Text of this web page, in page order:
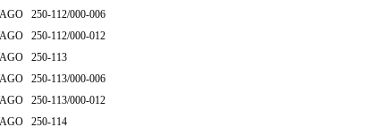
250-112/000-006
250-112/000-012
250-113
250-113/000-006
250-113/000-012
250-114